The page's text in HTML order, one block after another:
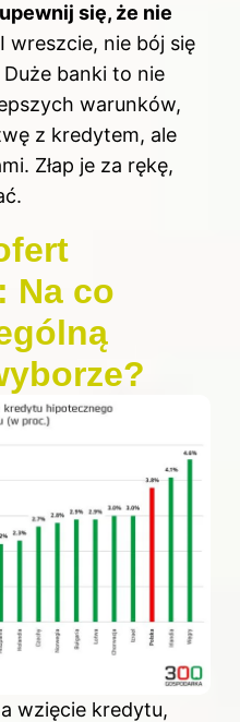
upewnij się, że nie
wreszcie, nie bój się
banki to nie
warunków,
z kredytem, ale
Złap je za rękę,
Na co
wzięcie kredytu,